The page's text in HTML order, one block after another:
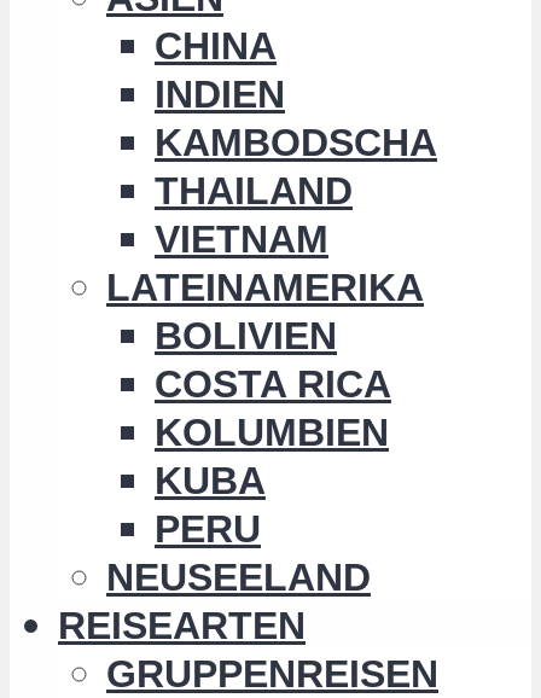
CHINA
INDIEN
KAMBODSCHA
THAILAND
VIETNAM
LATEINAMERIKA
BOLIVIEN
COSTA RICA
KOLUMBIEN
KUBA
PERU
NEUSEELAND
REISEARTEN
GRUPPENREISEN